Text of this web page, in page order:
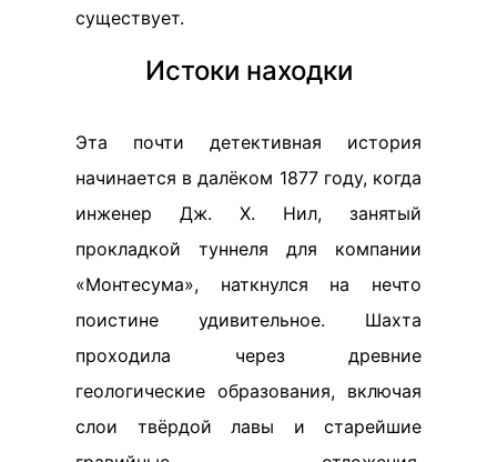
существует.
Истоки находки
Эта почти детективная история
начинается в далёком 1877 году, когда
инженер Дж. Х. Нил, занятый
прокладкой туннеля для компании
«Монтесума», наткнулся на нечто
поистине удивительное. Шахта
проходила через древние
геологические образования, включая
слои твёрдой лавы и старейшие